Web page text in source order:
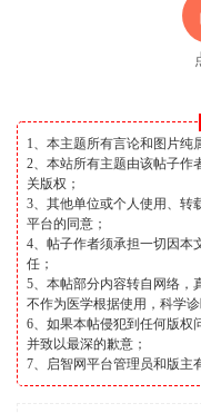
1、本主题所有言论和图片纯
2、本站所有主题由该帖子作
关版权；
3、其他单位或个人使用、转
平台的同意；
4、帖子作者须承担一切因本
任；
5、本帖部分内容转自网络，
不作为医学根据使用，科学
6、如果本帖侵犯到任何版权
并致以最深的歉意；
7、启智网平台管理员和版主